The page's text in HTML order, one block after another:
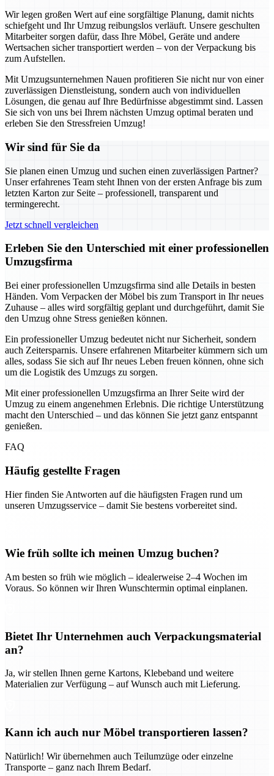
Wir legen großen Wert auf eine sorgfältige Planung, damit nichts
schiefgeht und Ihr Umzug reibungslos verläuft. Unsere geschulten
Mitarbeiter sorgen dafür, dass Ihre Möbel, Geräte und andere
Wertsachen sicher transportiert werden – von der Verpackung bis
zum Aufstellen.
Mit Umzugsunternehmen Nauen profitieren Sie nicht nur von einer
zuverlässigen Dienstleistung, sondern auch von individuellen
Lösungen, die genau auf Ihre Bedürfnisse abgestimmt sind. Lassen
Sie sich von uns bei Ihrem nächsten Umzug optimal beraten und
erleben Sie den Stressfreien Umzug!
Wir sind für Sie da
Sie planen einen Umzug und suchen einen zuverlässigen Partner?
Unser erfahrenes Team steht Ihnen von der ersten Anfrage bis zum
letzten Karton zur Seite – professionell, transparent und
termingerecht.
Jetzt schnell vergleichen
Erleben Sie den Unterschied mit einer professionellen
Umzugsfirma
Bei einer professionellen Umzugsfirma sind alle Details in besten
Händen. Vom Verpacken der Möbel bis zum Transport in Ihr neues
Zuhause – alles wird sorgfältig geplant und durchgeführt, damit Sie
den Umzug ohne Stress genießen können.
Ein professioneller Umzug bedeutet nicht nur Sicherheit, sondern
auch Zeitersparnis. Unsere erfahrenen Mitarbeiter kümmern sich um
alles, sodass Sie sich auf Ihr neues Leben freuen können, ohne sich
um die Logistik des Umzugs zu sorgen.
Mit einer professionellen Umzugsfirma an Ihrer Seite wird der
Umzug zu einem angenehmen Erlebnis. Die richtige Unterstützung
macht den Unterschied – und das können Sie jetzt ganz entspannt
genießen.
FAQ
Häufig gestellte Fragen
Hier finden Sie Antworten auf die häufigsten Fragen rund um
unseren Umzugsservice – damit Sie bestens vorbereitet sind.
Wie früh sollte ich meinen Umzug buchen?
Am besten so früh wie möglich – idealerweise 2–4 Wochen im
Voraus. So können wir Ihren Wunschtermin optimal einplanen.
Bietet Ihr Unternehmen auch Verpackungsmaterial
an?
Ja, wir stellen Ihnen gerne Kartons, Klebeband und weitere
Materialien zur Verfügung – auf Wunsch auch mit Lieferung.
Kann ich auch nur Möbel transportieren lassen?
Natürlich! Wir übernehmen auch Teilumzüge oder einzelne
Transporte – ganz nach Ihrem Bedarf.